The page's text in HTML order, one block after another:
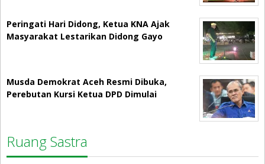
Peringati Hari Didong, Ketua KNA Ajak
Masyarakat Lestarikan Didong Gayo
Musda Demokrat Aceh Resmi Dibuka,
Perebutan Kursi Ketua DPD Dimulai
Ruang Sastra